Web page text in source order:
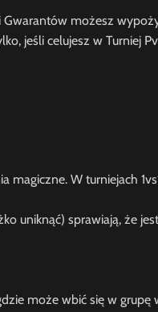
Gwarantów możesz
jeśli celujesz w Turniej
magiczne. W turniejach
uniknąć) sprawiają, że
może wbić się w grupę